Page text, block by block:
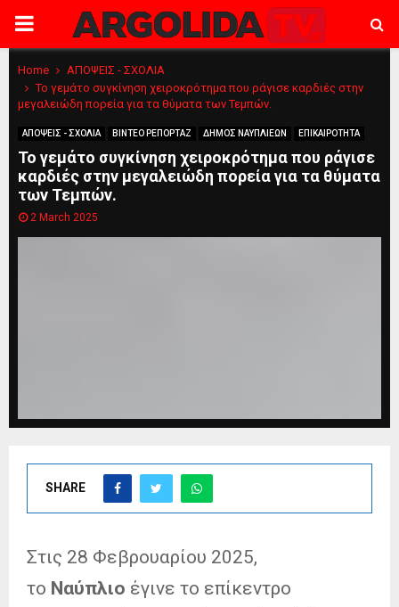
PRIMARY
MENU
Home
ΑΠΟΨΕΙΣ - ΣΧΟΛΙΑ
Το γεμάτο συγκίνηση χειροκρότημα που ράγισε καρδιές στην
μεγαλειώδη πορεία για τα θύματα των Τεμπών.
ΑΠΟΨΕΙΣ - ΣΧΟΛΙΑ ΒΙΝΤΕΟ ΡΕΠΟΡΤΑΖ ΔΗΜΟΣ ΝΑΥΠΛΙΕΩΝ ΕΠΙΚΑΙΡΟΤΗΤΑ
Το γεμάτο συγκίνηση χειροκρότημα που ράγισε
καρδιές στην μεγαλειώδη πορεία για τα θύματα
των Τεμπών.
2 March 2025
SHARE
Στις 28 Φεβρουαρίου 2025,
το Ναύπλιο έγινε το επίκεντρο